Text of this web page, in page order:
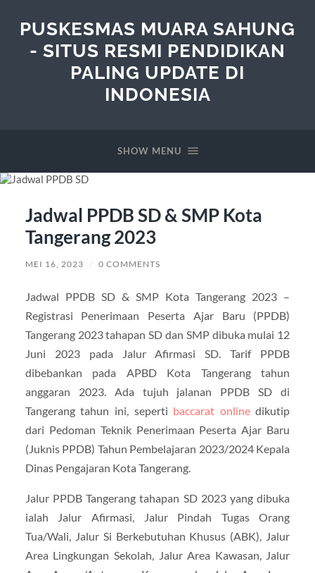
PUSKESMAS MUARA SAHUNG
- SITUS RESMI PENDIDIKAN
PALING UPDATE DI
INDONESIA
SHOW MENU
Jadwal PPDB SD & SMP Kota
Tangerang 2023
MEI 16, 2023 / 0 COMMENTS
Jadwal PPDB SD & SMP Kota Tangerang 2023 –
Registrasi Penerimaan Peserta Ajar Baru (PPDB)
Tangerang 2023 tahapan SD dan SMP dibuka mulai 12
Juni 2023 pada Jalur Afirmasi SD. Tarif PPDB
dibebankan pada APBD Kota Tangerang tahun
anggaran 2023. Ada tujuh jalanan PPDB SD di
Tangerang tahun ini, seperti baccarat onlinedikutip
dari Pedoman Teknik Penerimaan Peserta Ajar Baru
(Juknis PPDB) Tahun Pembelajaran 2023/2024 Kepala
Dinas Pengajaran Kota Tangerang.
Jalur PPDB Tangerang tahapan SD 2023 yang dibuka
ialah Jalur Afirmasi, Jalur Pindah Tugas Orang
Tua/Wali, Jalur Si Berkebutuhan Khusus (ABK), Jalur
Area Lingkungan Sekolah, Jalur Area Kawasan, Jalur